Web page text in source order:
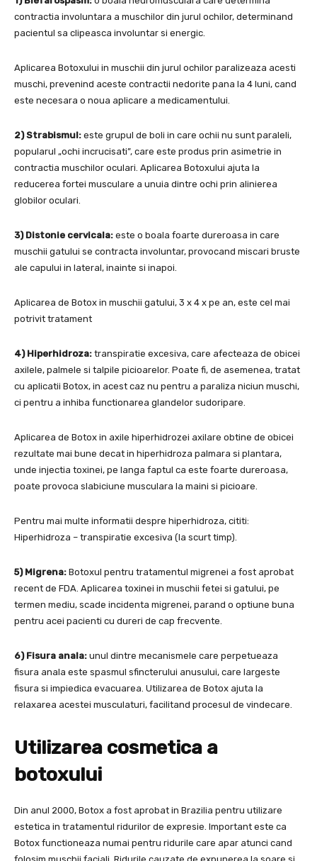
contractia involuntara a muschilor din jurul ochilor, determinand
pacientul sa clipeasca involuntar si energic.
Aplicarea Botoxului in muschii din jurul ochilor paralizeaza acesti
muschi, prevenind aceste contractii nedorite pana la 4 luni, cand
este necesara o noua aplicare a medicamentului.
2) Strabismul: este grupul de boli in care ochii nu sunt paraleli,
popularul „ochi incrucisati”, care este produs prin asimetrie in
contractia muschilor oculari. Aplicarea Botoxului ajuta la
reducerea fortei musculare a unuia dintre ochi prin alinierea
globilor oculari.
3) Distonie cervicala: este o boala foarte dureroasa in care
muschii gatului se contracta involuntar, provocand miscari bruste
ale capului in lateral, inainte si inapoi.
Aplicarea de Botox in muschii gatului, 3 x 4 x pe an, este cel mai
potrivit tratament
4) Hiperhidroza: transpiratie excesiva, care afecteaza de obicei
axilele, palmele si talpile picioarelor. Poate fi, de asemenea, tratat
cu aplicatii Botox, in acest caz nu pentru a paraliza niciun muschi,
ci pentru a inhiba functionarea glandelor sudoripare.
Aplicarea de Botox in axile hiperhidrozei axilare obtine de obicei
rezultate mai bune decat in ​​hiperhidroza palmara si plantara,
unde injectia toxinei, pe langa faptul ca este foarte dureroasa,
poate provoca slabiciune musculara la maini si picioare.
Pentru mai multe informatii despre hiperhidroza, cititi:
Hiperhidroza – transpiratie excesiva (la scurt timp).
5) Migrena: Botoxul pentru tratamentul migrenei a fost aprobat
recent de FDA. Aplicarea toxinei in muschii fetei si gatului, pe
termen mediu, scade incidenta migrenei, parand o optiune buna
pentru acei pacienti cu dureri de cap frecvente.
6) Fisura anala: unul dintre mecanismele care perpetueaza
fisura anala este spasmul sfincterului anusului, care largeste
fisura si impiedica evacuarea. Utilizarea de Botox ajuta la
relaxarea acestei musculaturi, facilitand procesul de vindecare.
Utilizarea cosmetica a
botoxului
Din anul 2000, Botox a fost aprobat in Brazilia pentru utilizare
estetica in tratamentul ridurilor de expresie. Important este ca
Botox functioneaza numai pentru ridurile care apar atunci cand